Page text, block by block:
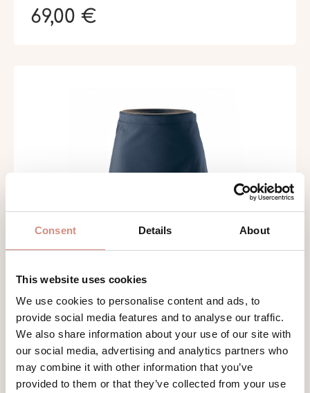
Consent Details About
This website uses cookies
We use cookies to personalise content and ads, to
provide social media features and to analyse our traffic.
We also share information about your use of our site with
our social media, advertising and analytics partners who
may combine it with other information that you’ve
provided to them or that they’ve collected from your use
69,00 €
SOFTSHELL ROCK ALLROUNDER
winddicht & wasserabweisend